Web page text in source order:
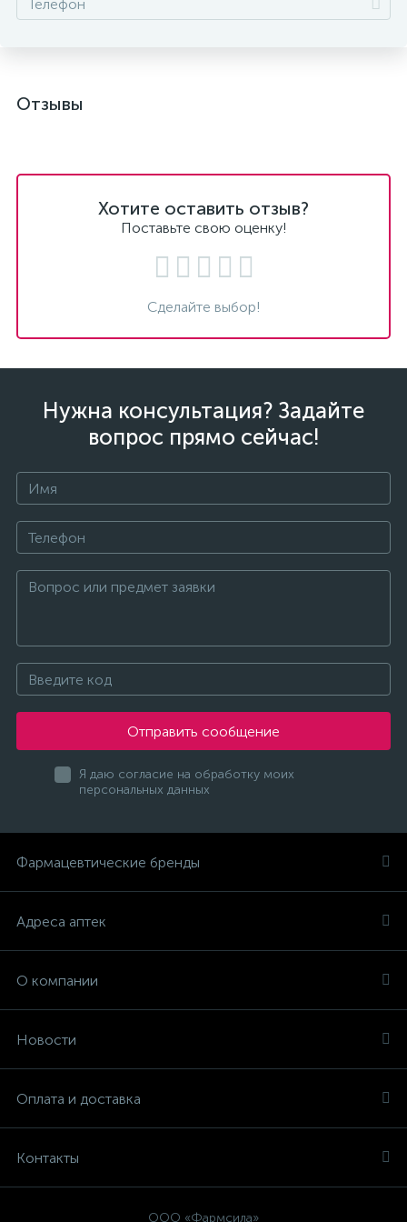
Отзывы
Хотите оставить отзыв?
Поставьте свою оценку!
Сделайте выбор!
Нужна консультация? Задайте
вопрос прямо сейчас!
Отправить сообщение
Я даю согласие на обработку моих
персональных данных
Фармацевтические бренды
Адреса аптек
О компании
Новости
Оплата и доставка
Контакты
ООО «Фармсила»